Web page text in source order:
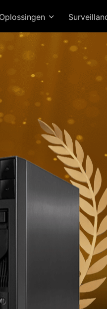
Oplossingen
De
Brengt